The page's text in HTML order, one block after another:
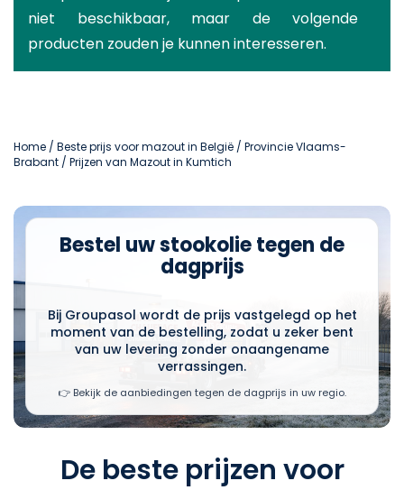
niet beschikbaar, maar de volgende
producten zouden je kunnen interesseren.
Home / Beste prijs voor mazout in België / Provincie Vlaams-
Brabant / Prijzen van Mazout in Kumtich
Bestel uw stookolie tegen de
dagprijs
Bij Groupasol wordt de prijs vastgelegd op het
moment van de bestelling, zodat u zeker bent
van uw levering zonder onaangename
verrassingen.
👉 Bekijk de aanbiedingen tegen de dagprijs in uw regio.
De beste prijzen voor